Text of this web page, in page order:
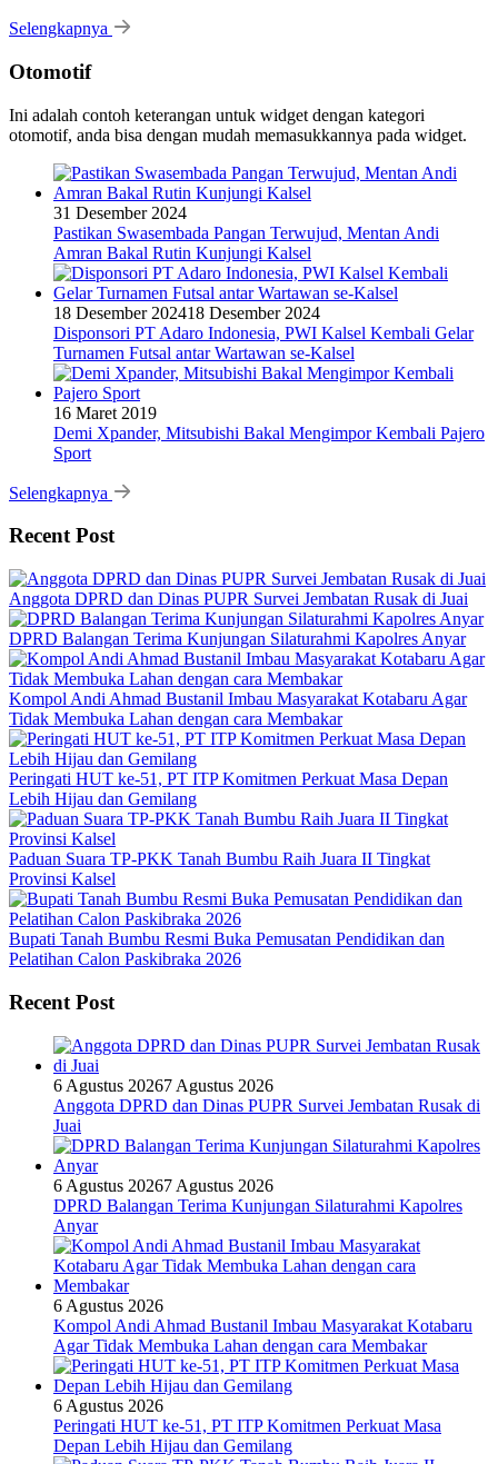
Selengkapnya
Otomotif
Ini adalah contoh keterangan untuk widget dengan kategori
otomotif, anda bisa dengan mudah memasukkannya pada widget.
31 Desember 2024
Pastikan Swasembada Pangan Terwujud, Mentan Andi
Amran Bakal Rutin Kunjungi Kalsel
18 Desember 202418 Desember 2024
Disponsori PT Adaro Indonesia, PWI Kalsel Kembali Gelar
Turnamen Futsal antar Wartawan se-Kalsel
16 Maret 2019
Demi Xpander, Mitsubishi Bakal Mengimpor Kembali Pajero
Sport
Selengkapnya
Recent Post
Anggota DPRD dan Dinas PUPR Survei Jembatan Rusak di Juai
DPRD Balangan Terima Kunjungan Silaturahmi Kapolres Anyar
Kompol Andi Ahmad Bustanil Imbau Masyarakat Kotabaru Agar
Tidak Membuka Lahan dengan cara Membakar
Peringati HUT ke-51, PT ITP Komitmen Perkuat Masa Depan
Lebih Hijau dan Gemilang
Paduan Suara TP-PKK Tanah Bumbu Raih Juara II Tingkat
Provinsi Kalsel
Bupati Tanah Bumbu Resmi Buka Pemusatan Pendidikan dan
Pelatihan Calon Paskibraka 2026
Recent Post
6 Agustus 20267 Agustus 2026
Anggota DPRD dan Dinas PUPR Survei Jembatan Rusak di
Juai
6 Agustus 20267 Agustus 2026
DPRD Balangan Terima Kunjungan Silaturahmi Kapolres
Anyar
6 Agustus 2026
Kompol Andi Ahmad Bustanil Imbau Masyarakat Kotabaru
Agar Tidak Membuka Lahan dengan cara Membakar
6 Agustus 2026
Peringati HUT ke-51, PT ITP Komitmen Perkuat Masa
Depan Lebih Hijau dan Gemilang